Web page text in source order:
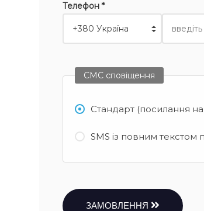
Телефон *
СМС сповіщення
Стандарт (посилання
SMS із повним текстом
ЗАМОВЛЕННЯ